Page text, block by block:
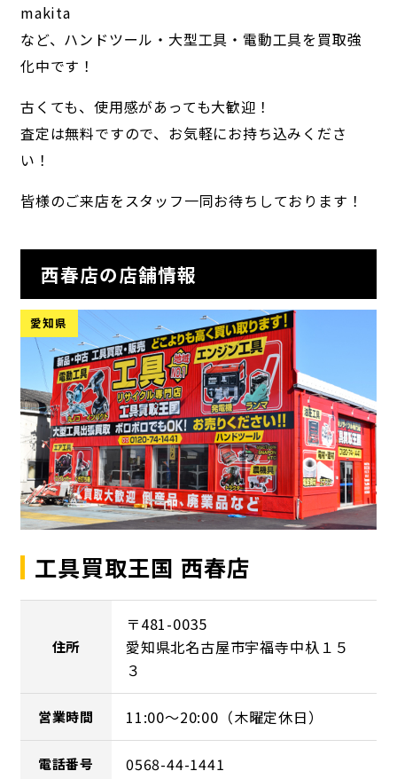
makita
など、ハンドツール・大型工具・電動工具を買取強
化中です！
古くても、使用感があっても大歓迎！
査定は無料ですので、お気軽にお持ち込みくださ
い！
皆様のご来店をスタッフ一同お待ちしております！
西春店の店舗情報
愛知県
工具買取王国 西春店
住所
〒481-0035
愛知県北名古屋市宇福寺中杁１５
３
営業時間 11:00～20:00（木曜定休日）
電話番号 0568-44-1441